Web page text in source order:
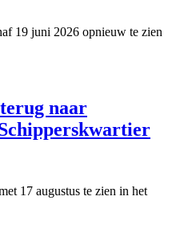
19 juni 2026 opnieuw te zien
naar
17 augustus te zien in het